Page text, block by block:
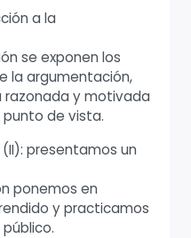
a la
se exponen los
la argumentación,
y motivada
de vista.
presentamos un
ponemos en
y practicamos